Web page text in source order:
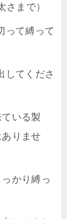
まで）
って縛って
してくださ
いる製
りませ
かり縛っ